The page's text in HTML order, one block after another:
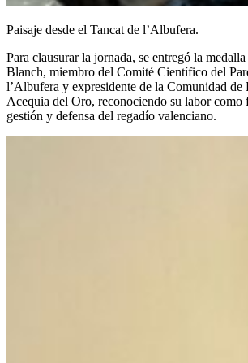
Paisaje desde el Tancat de l’Albufera.
Para clausurar la jornada, se entregó la
Blanch, miembro del Comité Científico del
l’Albufera y expresidente de la Comunidad de
Acequia del Oro, reconociendo su labor como
gestión y defensa del regadío valenciano.